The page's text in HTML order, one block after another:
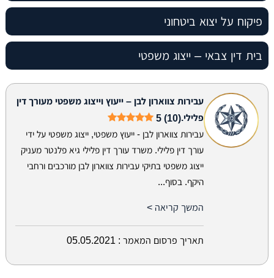
פיקוח על יצוא ביטחוני
בית דין צבאי – ייצוג משפטי
עבירות צווארון לבן – ייעוץ וייצוג משפטי מעורך דין
פלילי.5 (10)
עבירות צווארון לבן - ייעוץ משפטי, ייצוג משפטי על ידי
עורך דין פלילי. משרד עורך דין פלילי גיא פלנטר מעניק
ייצוג משפטי בתיקי עבירות צווארון לבן מורכבים ורחבי
היקף. בסוף...
המשך קריאה >
תאריך פרסום המאמר : 05.05.2021